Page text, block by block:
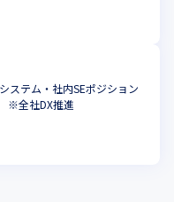
ステム・社内SEポジション
※全社DX推進